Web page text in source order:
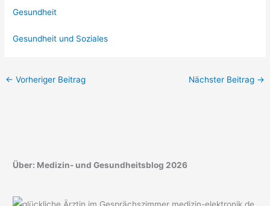
Gesundheit
Gesundheit und Soziales
← Vorheriger Beitrag Nächster Beitrag →
Über: Medizin- und Gesundheitsblog 2026